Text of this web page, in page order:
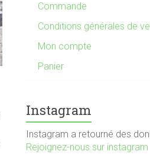
Commande
Conditions générales de
Mon compte
Panier
Instagram
Instagram a retourné des
Rejoignez-nous sur instagram